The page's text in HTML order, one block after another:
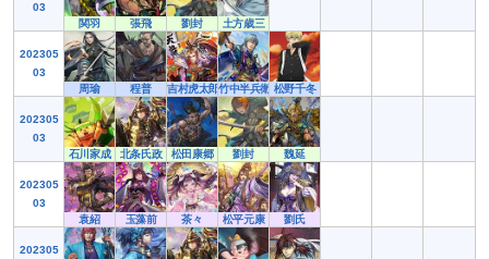
03
関羽
張飛 劉封 土方歳三
202305
03
周瑜
程普 吉村虎太郎竹中半兵衛 松野千冬
202305
03
石川家成
北条氏政 松田康郷 劉封 魏延
202305
03
袁紹
玉藻前 茶々 松平元康 劉氏
202305